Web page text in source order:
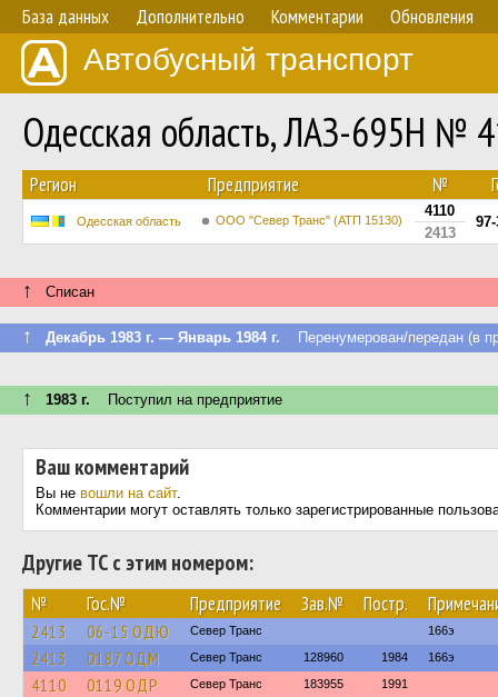
База данных Дополнительно Комментарии Обновления
Автобусный транспорт
Одесская область, ЛАЗ-695Н №
Регион Предприятие №
Одесская область ООО "Север Транс" (АТП 15130)
4110
2413
↑ Списан
↑ Декабрь 1983 г. — Январь 1984 г. Перенумерован/передан (в
↑ 1983 г. Поступил на предприятие
Ваш комментарий
Вы не вошли на сайт.
Комментарии могут оставлять только зарегистрированные
Другие ТС с этим номером:
№ Гос.№ Предприятие Зав.№ Постр.
2413 06-15 ОДЮ Север Транс 166э
2413 0187 ОДМ Север Транс 128960 1984 166э
4110 0119 ОДР Север Транс 183955 1991